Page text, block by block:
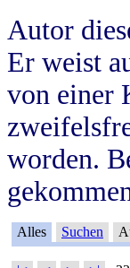
Autor
Er weist
von einer
worden.
Alles Suchen